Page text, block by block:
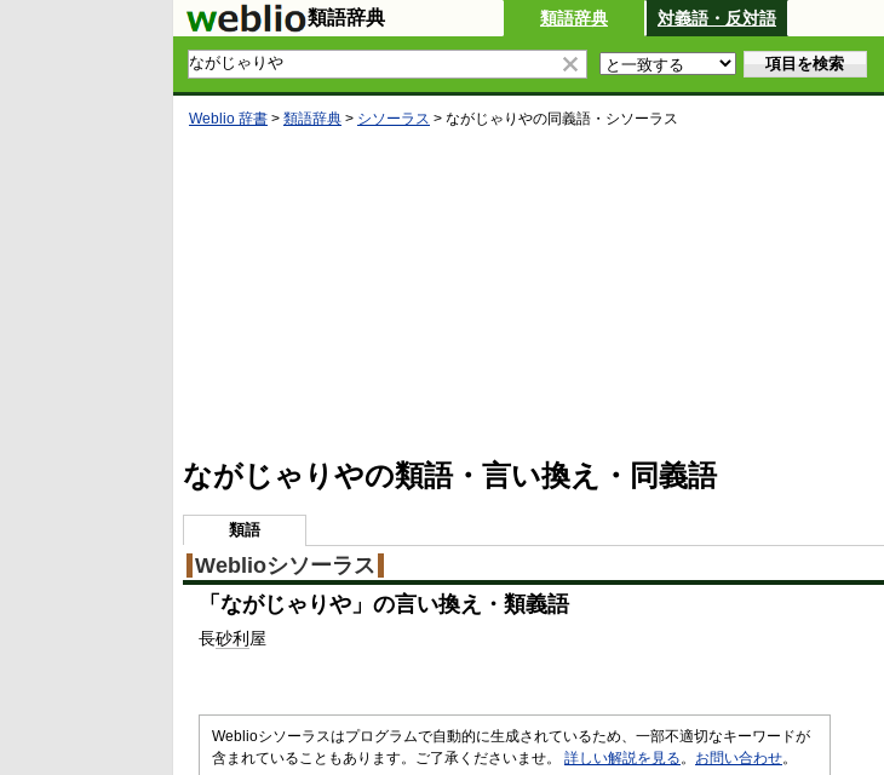
類語辞典 類語辞典 対義語・反対語
Weblio 辞書 > 類語辞典 > シソーラス > ながじゃりやの同義語・シソーラス
4
1
.
%
ながじゃりやの類語・言い換え・同義語
類語
Weblioシソーラス
「 ながじゃりや 」の言い換え・類義語
長砂利 屋
Weblioシソーラスはプログラムで自動的に生成されているため、一部不適切なキーワードが
含まれていることもあります。ご了承くださいませ。 詳しい解説を見る 。 お問い合わせ。